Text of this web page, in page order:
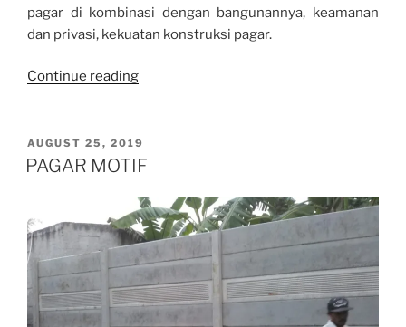
pagar di kombinasi dengan bangunannya, keamanan
dan privasi, kekuatan konstruksi pagar.
Continue reading“PONDASI
POSTED
ON
AUGUST 25, 2019
PAGAR MOTIF